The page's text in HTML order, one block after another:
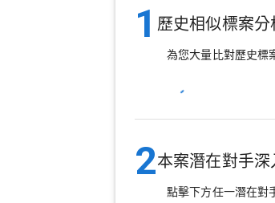
1 歷史相似標案分
為您大量比對歷史標
2本案潛在對手深
點擊下方任一潛在對